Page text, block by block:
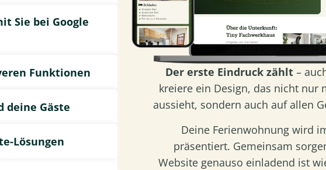
Sie bei Google
Funktionen
deine Gäste
Lösungen
Der erste Eindruck zählt–
kreiere ein Design, das nicht nur
aussieht, sondern auch auf allen
Deine Ferienwohnung wird
präsentiert. Gemeinsam
Website genauso einladend ist